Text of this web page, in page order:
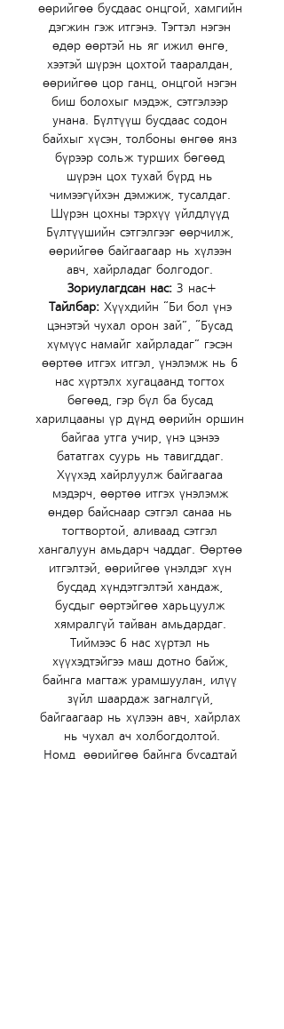
өөрийгөө бусдаас онцгой, хамгийн
дэгжин гэж итгэнэ. Тэгтэл нэгэн
өдөр өөртэй нь яг ижил өнгө,
хээтэй шүрэн цохтой тааралдан,
өөрийгөө цор ганц, онцгой нэгэн
биш болохыг мэдэж, сэтгэлээр
унана. Бүлтүүш бусдаас содон
байхыг хүсэн, толбоны өнгөө янз
бүрээр сольж турших бөгөөд
шүрэн цох тухай бүрд нь
чимээгүйхэн дэмжиж, тусалдаг.
Шүрэн цохны тэрхүү үйлдлүүд
Бүлтүүшийн сэтгэлгээг өөрчилж,
өөрийгөө байгаагаар нь хүлээн
авч, хайрладаг болгодог.
Зориулагдсан нас: 3 нас+
Тайлбар: Хүүхдийн “Би бол үнэ
цэнэтэй чухал орон зай”, “Бусад
хүмүүс намайг хайрладаг” гэсэн
өөртөө итгэх итгэл, үнэлэмж нь 6
нас хүртэлх хугацаанд тогтох
бөгөөд, гэр бүл ба бусад
харилцааны үр дүнд өөрийн оршин
байгаа утга учир, үнэ цэнээ
бататгах суурь нь тавигддаг.
Хүүхэд хайрлуулж байгаагаа
мэдэрч, өөртөө итгэх үнэлэмж
өндөр байснаар сэтгэл санаа нь
тогтвортой, аливаад сэтгэл
хангалуун амьдарч чаддаг. Өөртөө
итгэлтэй, өөрийгөө үнэлдэг хүн
бусдад хүндэтгэлтэй хандаж,
бусдыг өөртэйгөө харьцуулж
хямралгүй тайван амьдардаг.
Тиймээс 6 нас хүртэл нь
хүүхэдтэйгээ маш дотно байж,
байнга магтаж урамшуулан, илүү
зүйл шаардаж загналгүй,
байгаагаар нь хүлээн авч, хайрлах
нь чухал ач холбогдолтой.
Номд, өөрийгөө байнга бусадтай